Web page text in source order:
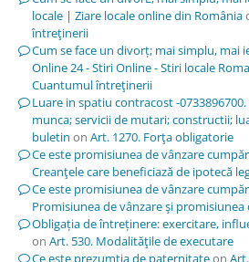
locale | Ziare locale online din România
întreţinerii
Cum se face un divorț; mai simplu, mai
Online 24 - Stiri Online - Stiri locale
Cuantumul întreţinerii
Luare in spatiu contracost -
munca; servicii de mutari; constructii;
buletin on Art. 1270. Forţa obligatorie
Ce este promisiunea de vânzare
Creanţele care beneficiază de ipotecă
Ce este promisiunea de vânzare
Promisiunea de vânzare şi
Obligația de întreținere: exercitare,
on Art. 530. Modalităţile de executare
Ce este prezumția de paternitateon